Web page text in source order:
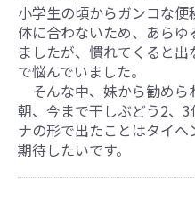
小学生の頃からガンコな
体に合わないため、あら
ましたが、慣れてくると
で悩んでいました。
そんな中、妹から勧めら
朝、今まで干しぶどう2、
ナの形で出たことはタイ
期待したいです。